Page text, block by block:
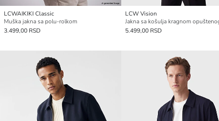
LCWAIKIKI Classic
Muška jakna sa polu-rolkom
3.499,00 RSD
LCW Vision
5.499,00 RSD